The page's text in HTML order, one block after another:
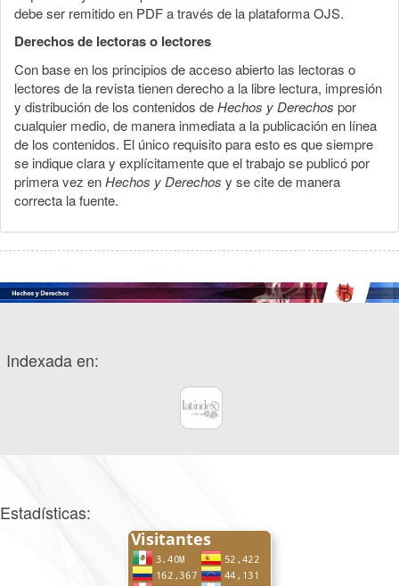
debe ser remitido en PDF a través de la plataforma OJS.
Derechos de lectoras o lectores
Con base en los principios de acceso abierto las lectoras o
lectores de la revista tienen derecho a la libre lectura, impresión
y distribución de los contenidos deHechos y Derechos por
cualquier medio, de manera inmediata a la publicación en línea
de los contenidos. El único requisito para esto es que siempre
se indique clara y explícitamente que el trabajo se publicó por
primera vez enHechos y Derechos y se cite de manera
correcta la fuente.
Indexada en:
Estadísticas: